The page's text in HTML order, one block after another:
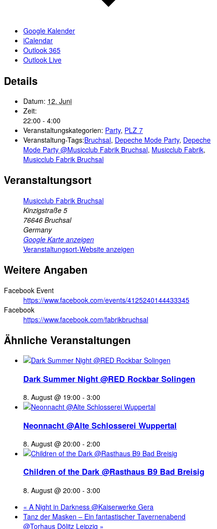
Google Kalender
iCalendar
Outlook 365
Outlook Live
Details
Datum: 12. Juni
Zeit:
22:00 - 4:00
Veranstaltungskategorien: Party, PLZ 7
Veranstaltung-Tags:Bruchsal, Depeche Mode Party, Depeche
Mode Party @Musicclub Fabrik Bruchsal, Musicclub Fabrik,
Musicclub Fabrik Bruchsal
Veranstaltungsort
Musicclub Fabrik Bruchsal
Kinzigstraße 5
76646 Bruchsal
Germany
Google Karte anzeigen
Veranstaltungsort-Website anzeigen
Weitere Angaben
Facebook Event
https://www.facebook.com/events/4125240144433345
Facebook
https://www.facebook.com/fabrikbruchsal
Ähnliche Veranstaltungen
Dark Summer Night @RED Rockbar Solingen
8. August @ 19:00 - 3:00
Neonnacht @Alte Schlosserei Wuppertal
8. August @ 20:00 - 2:00
Children of the Dark @Rasthaus B9 Bad Breisig
8. August @ 20:00 - 3:00
« A Night in Darkness @Kaiserwerke Gera
Tanz der Masken – Ein fantastischer Tavernenabend
@Torhaus Dölitz Leipzig »